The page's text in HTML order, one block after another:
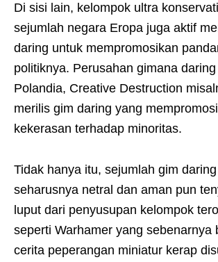
Di sisi lain, kelompok ultra
sejumlah negara Eropa juga aktif
daring untuk mempromosikan
politiknya. Perusahan gimana daring
Polandia, Creative Destruction
merilis gim daring yang
kekerasan terhadap minoritas.
Tidak hanya itu, sejumlah gim
seharusnya netral dan aman pun
luput dari penyusupan kelompok
seperti Warhamer yang sebenarnya
cerita peperangan miniatur kerap